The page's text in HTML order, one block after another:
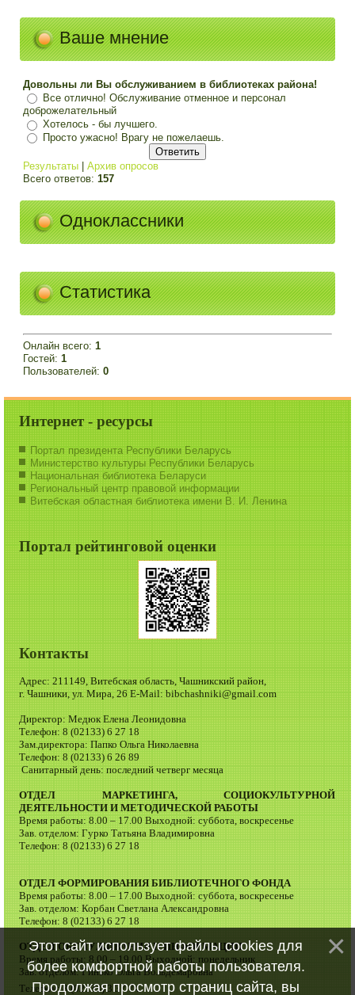
Ваше мнение
Довольны ли Вы обслуживанием в библиотеках района!
Все отлично! Обслуживание отменное и персонал
доброжелательный
Хотелось - бы лучшего.
Просто ужасно! Врагу не пожелаешь.
Результаты |Архив опросов
Всего ответов:157
Одноклассники
Статистика
Онлайн всего:1
Гостей:1
Пользователей:0
Интернет - ресурсы
Портал президента Республики Беларусь
Министерство культуры Республики Беларусь
Национальная библиотека Беларуси
Региональный центр правовой информации
Витебская областная библиотека имени В. И. Ленина
Портал рейтинговой оценки
Контакты
Адрес: 211149, Витебская область, Чашникский район,
г. Чашники, ул. Мира, 26 E-Mail: bibchashniki@gmail.com
Директор: Медюк Елена Леонидовна
Телефон: 8 (02133) 6 27 18
Зам.директора: Папко Ольга Николаевна
Телефон: 8 (02133) 6 26 89
Санитарный день: последний четверг месяца
ОТДЕЛ МАРКЕТИНГА, СОЦИОКУЛЬТУРНОЙ
ДЕЯТЕЛЬНОСТИ И МЕТОДИЧЕСКОЙ РАБОТЫ
Время работы: 8.00 – 17.00 Выходной: суббота, воскресенье
Зав. отделом: Гурко Татьяна Владимировна
Телефон: 8 (02133) 6 27 18
ОТДЕЛ ФОРМИРОВАНИЯ БИБЛИОТЕЧНОГО ФОНДА
Время работы: 8.00 – 17.00 Выходной: суббота, воскресенье
Зав. отделом: Корбан Светлана Александровна
Телефон: 8 (02133) 6 27 18
ОТДЕЛ ОБСЛУЖИВАНИЯ И ИНФОРМАЦИИ
Время работы: 8.00 – 19.00 Выходной: понедельник
Зав. отделом: Гинько Ольга Вольдемаровна
Телефон: 8 (02133) 3 37 74
Этот сайт использует файлы cookies для
более комфортной работы пользователя.
Продолжая просмотр страниц сайта, вы